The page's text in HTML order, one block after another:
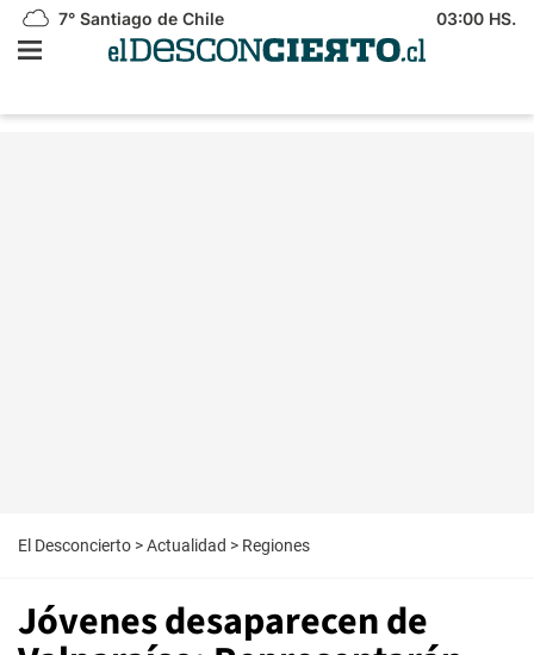
7° Santiago de Chile 03:00 HS.
El Desconcierto >Actualidad > Regiones
Jóvenes desaparecen de